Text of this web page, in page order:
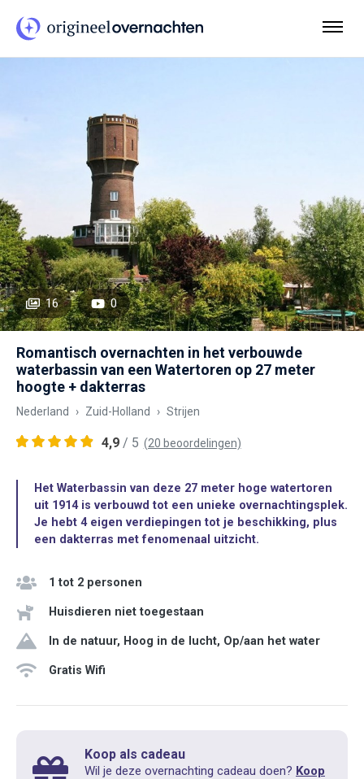
16 0
Romantisch overnachten in het verbouwde
waterbassin van een Watertoren op 27 meter
hoogte + dakterras
Nederland Zuid-Holland Strijen
4,9 / 5 (20 beoordelingen)
Het Waterbassin van deze 27 meter hoge watertoren
uit 1914 is verbouwd tot een unieke overnachtingsplek.
Je hebt 4 eigen verdiepingen tot je beschikking, plus
een dakterras met fenomenaal uitzicht.
1 tot 2 personen
Huisdieren niet toegestaan
In de natuur, Hoog in de lucht, Op/aan het water
Gratis Wifi
Koop als cadeau
Wil je deze overnachting cadeau doen? Koop